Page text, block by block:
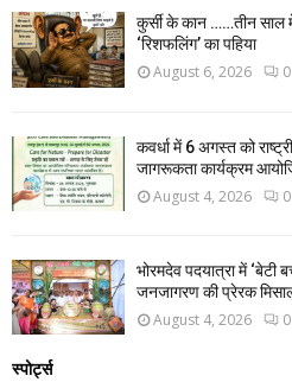
कुर्सी के कान ……तीन साल में
‘रिशफलिंग’ का पहिया
August 6, 2026 0
कवर्धा में 6 अगस्त को
जागरूकता कार्यक्रम
August 4, 2026 0
भोरमदेव पदयात्रा में ‘बेटी
जनजागरण की प्रेरक
August 4, 2026 0
स्पोर्ट्स